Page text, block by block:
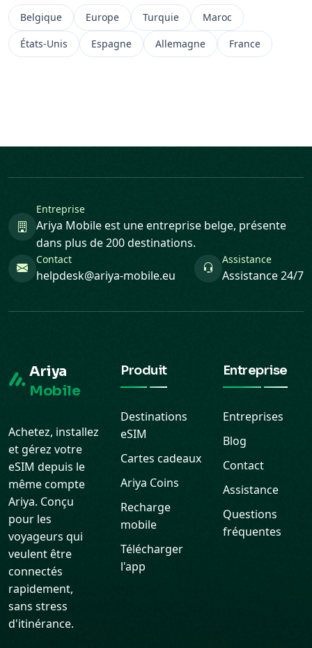
Belgique Europe Turquie
Maroc
États-Unis
Espagne Allemagne France
Entreprise
Ariya Mobile est une entreprise belge, présente
dans plus de 200 destinations.
Contact
helpdesk@ariya-mobile.eu
Assistance
Assistance 24/7
Ariya
Mobile
Achetez, installez
et gérez votre
eSIM depuis le
même compte
Ariya. Conçu
pour les
voyageurs qui
veulent être
connectés
rapidement,
sans stress
d'itinérance.
Produit
Destinations
eSIM
Cartes cadeaux
Ariya Coins
Recharge
mobile
Télécharger
l'app
Entreprise
Entreprises
Blog
Contact
Assistance
Questions
fréquentes